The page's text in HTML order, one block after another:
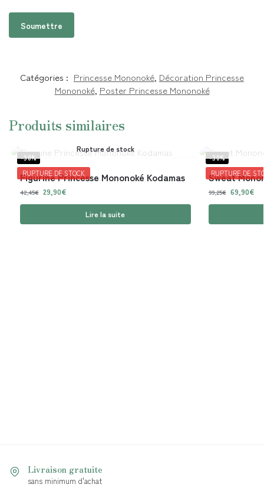
Catégories : Princesse Mononoké, Décoration Princesse
Mononoké, Poster Princesse Mononoké
Produits similaires
-30%
RUPTURE DE STOCK
Rupture de stock
Figurine Princesse Mononoké Kodamas
42,45€ 29,90€
Lire la suite
-30%
RUPTURE DE
Sweat
99,25€ 69,90€
Livraison gratuite
sans minimum d'achat